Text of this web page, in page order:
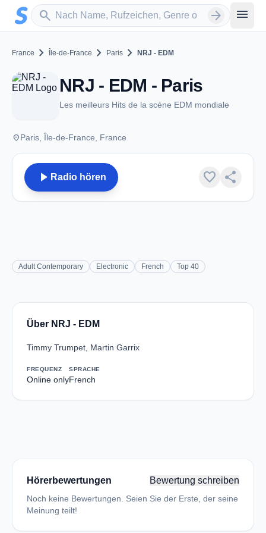
Zum Hauptinhalt springen
search
Sender suchen arrow_forward menu
France chevron_right Île-de-France chevron_right Paris chevron_right NRJ - EDM
NRJ - EDM - Paris
Les meilleurs Hits de la scène EDM mondiale
placeParis, Île-de-France, France
play_arrow Radio hören favorite share
Adult Contemporary Electronic French Top 40
Über NRJ - EDM
Timmy Trumpet, Martin Garrix
FREQUENZ
Online only
SPRACHE
French
Hörerbewertungen Bewertung schreiben
Noch keine Bewertungen. Seien Sie der Erste, der seine
Meinung teilt!